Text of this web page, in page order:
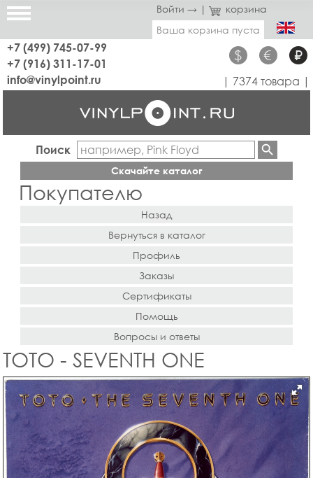
Войти → |
корзина
Ваша корзина пуста
+7 (499) 745-07-99
+7 (916) 311-17-01
$ € ₽
info@vinylpoint.ru | 7374 товара |
Поиск
Скачайте каталог
Покупателю
Назад
Вернуться в каталог
Профиль
Заказы
Сертификаты
Помощь
Вопросы и ответы
TOTO - SEVENTH ONE